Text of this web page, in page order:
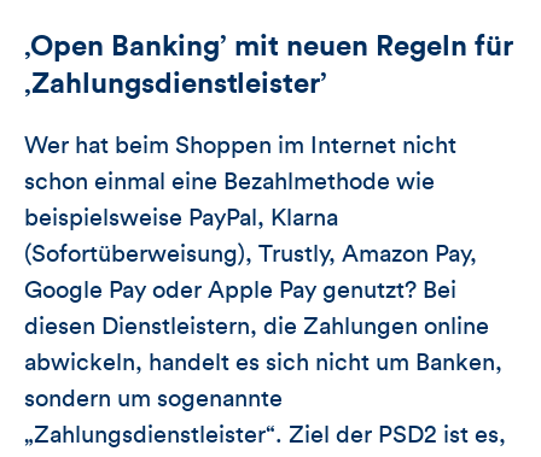
‚Open Banking’ mit neuen Regeln für
‚Zahlungsdienstleister’
Wer hat beim Shoppen im Internet nicht
schon einmal eine Bezahlmethode wie
beispielsweise PayPal, Klarna
(Sofortüberweisung), Trustly, Amazon Pay,
Google Pay oder Apple Pay genutzt? Bei
diesen Dienstleistern, die Zahlungen online
abwickeln, handelt es sich nicht um Banken,
sondern um sogenannte
„Zahlungsdienstleister“. Ziel der PSD2 ist es,